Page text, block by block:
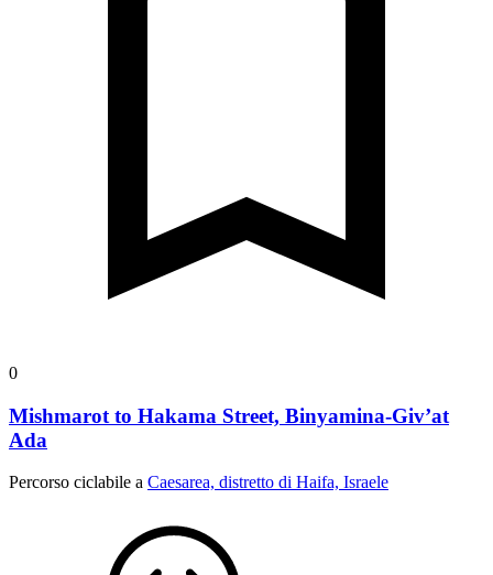
0
Mishmarot to Hakama Street, Binyamina-Giv’at
Ada
Percorso ciclabile a Caesarea, distretto di Haifa, Israele